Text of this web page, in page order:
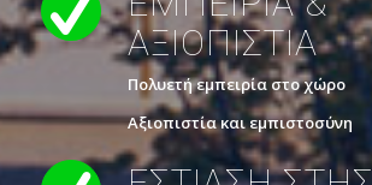
ΑΞΙΟΠΙΣΤΙΑ
Πολυετή εμπειρία στο χώρο
Αξιοπιστία και εμπιστοσύνη